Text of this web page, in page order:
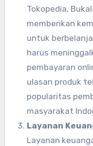
Tokopedia,
memberikan
untuk
harus
pembayaran
ulasan produk
popularitas
masyarakat
Layanan
Layanan